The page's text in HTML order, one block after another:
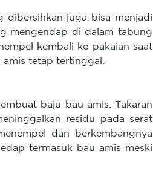
dibersihkan juga bisa menjadi
mengendap di dalam tabung
kembali ke pakaian saat
tetap tertinggal.
baju bau amis. Takaran
residu pada serat
dan berkembangnya
termasuk bau amis meski